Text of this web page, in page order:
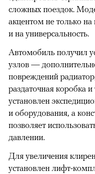
сложных поездок.
акцентом не только
и на универсальность.
Автомобиль получил
узлов —
повреждений
раздаточная коробка
установлен
и оборудования, а
позволяет
давлении.
Для увеличения
установлен лифт-